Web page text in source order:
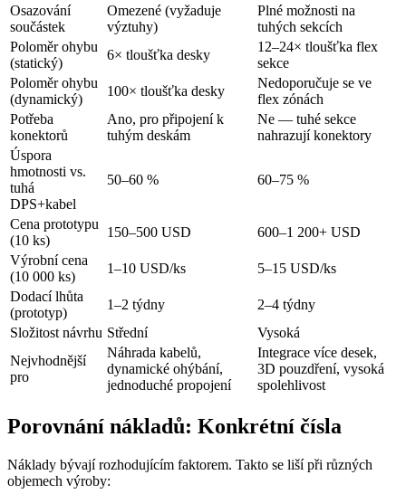
Osazování
součástek
Omezené (vyžaduje
výztuhy)
Plné možnosti na
tuhých sekcích
Poloměr ohybu
(statický)
6× tloušťka desky
12–24× tloušťka flex
sekce
Poloměr ohybu
(dynamický)
100× tloušťka desky
Nedoporučuje se ve
flex zónách
Potřeba
konektorů
Ano, pro připojení k
tuhým deskám
Ne — tuhé sekce
nahrazují konektory
Úspora
hmotnosti vs.
tuhá
DPS+kabel
50–60 % 60–75 %
Cena prototypu
(10 ks)
150–500 USD
600–1 200+ USD
Výrobní cena
(10 000 ks)
1–10 USD/ks
5–15 USD/ks
Dodací lhůta
(prototyp)
1–2 týdny
2–4 týdny
Složitost návrhu Střední
Vysoká
Nejvhodnější
pro
Náhrada kabelů,
dynamické ohýbání,
jednoduché propojení
Integrace více desek,
3D pouzdření, vysoká
spolehlivost
Porovnání nákladů: Konkrétní čísla
Náklady bývají rozhodujícím faktorem. Takto se liší při různých
objemech výroby: